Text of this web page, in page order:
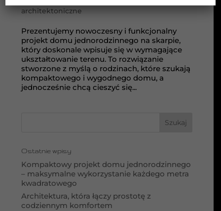
architektoniczne
Prezentujemy nowoczesny i funkcjonalny
projekt domu jednorodzinnego na skarpie,
który doskonale wpisuje się w wymagające
ukształtowanie terenu. To rozwiązanie
stworzone z myślą o rodzinach, które szukają
kompaktowego i wygodnego domu, a
jednocześnie chcą cieszyć się...
Ostatnie wpisy
Kompaktowy projekt domu jednorodzinnego
– maksymalne wykorzystanie każdego metra
kwadratowego
Architektura, która łączy prostotę z
codziennym komfortem